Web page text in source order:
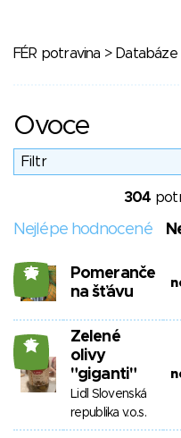
FÉR potravina >
Ovoce
304
Nejlépe hodnocené
25
Pomeranče
na šťávu
15
Zelené
olivy
"giganti"
Lidl Slovenská
republika v.o.s.